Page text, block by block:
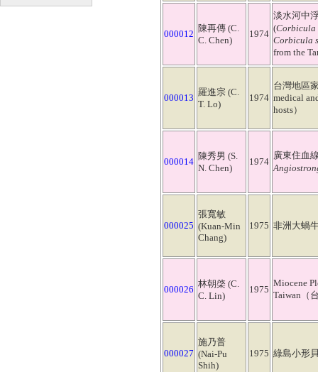
000012
陳再傳 (C.
C. Chen)
1974
淡水河中
(Corbicula
Corbicula
from the
000013
羅進宗 (C.
T. Lo)
1974
台灣地區
medical
hosts）
000014
陳秀男 (S.
N. Chen)
1974
廣東住血
000025
張寬敏
(Kuan-Min
Chang)
1975 非洲大蝸
000026
林朝棨 (C.
C. Lin)
1975
Miocene
Taiwan（
000027
施乃普
(Nai-Pu
Shih)
1975 綠島小形